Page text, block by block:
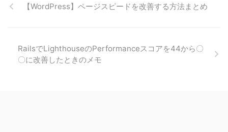
【WordPress】ページスピードを改善する方法まとめ
RailsでLighthouseのPerformanceスコアを44から〇
〇に改善したときのメモ